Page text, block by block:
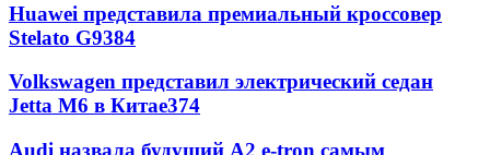
Huawei представила премиальный кроссовер
Stelato G9384
Volkswagen представил электрический седан
Jetta M6 в Китае374
Audi назвала будущий A2 e-tron самым